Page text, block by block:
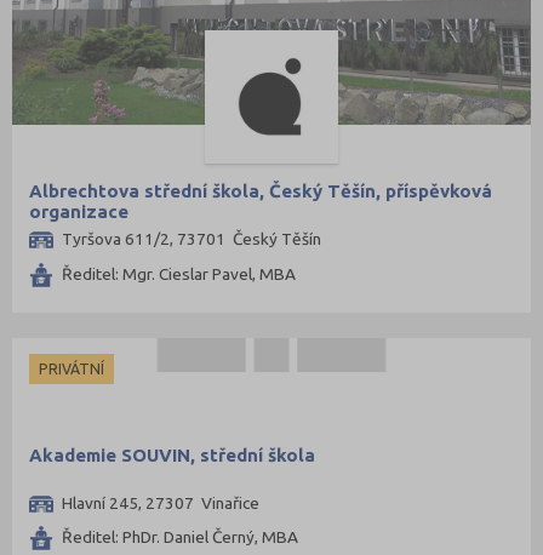
Albrechtova střední škola, Český Těšín, příspěvková
organizace
Tyršova 611/2, 73701 Český Těšín
Ředitel: Mgr. Cieslar Pavel, MBA
PRIVÁTNÍ
Akademie SOUVIN, střední škola
Hlavní 245, 27307 Vinařice
Ředitel: PhDr. Daniel Černý, MBA